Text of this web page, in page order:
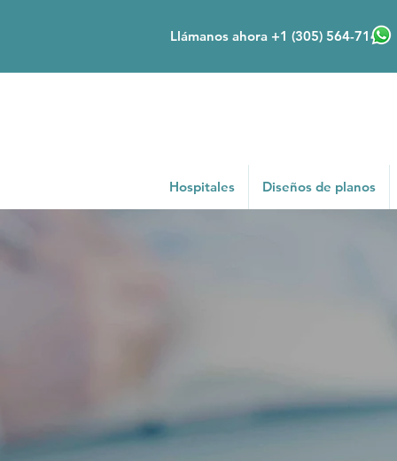
Llámanos ahora +1 (305) 564-7148
Hospitales Diseños de planos